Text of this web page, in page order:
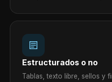
Estructurados o no
Tablas, texto libre, sellos y